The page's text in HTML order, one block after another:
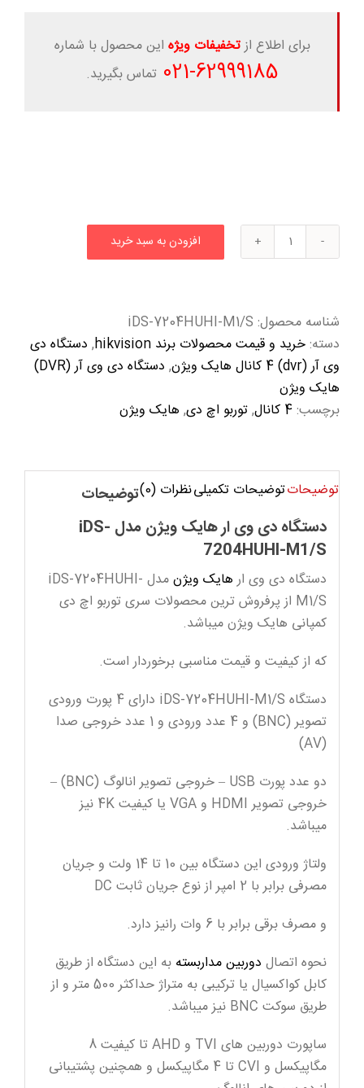
برای اطلاع ازتخفیفات ویژه این محصول با شماره
62999185
-021 تماس بگیرید.
دستگاه
آر
4
کانال
هایک
ویژن
7204HUHI-
M1/S
عدد
افزودن به سبد خرید
شناسه محصول: iDS-7204HUHI-M1/S
دسته:خرید و قیمت محصولات برند hikvision , دستگاه دی
وی آر (dvr) 4 کانال هایک ویژن
,
دستگاه دی وی آر (DVR)
هایک ویژن
برچسب:4 کانال ,توربو اچ دی, هایک ویژن
توضیحاتتوضیحات تکمیلینظرات (0) توضیحات
دستگاه دی وی ار هایک ویژن مدل iDS-
7204HUHI-M1/S
دستگاه دی وی ارهایک ویژن
مدل iDS-7204HUHI-
M1/S از پرفروش ترین محصولات سری توربو اچ دی
کمپانی هایک ویژن میباشد.
که از کیفیت و قیمت مناسبی برخوردار است.
دستگاه iDS-7204HUHI-M1/S دارای 4 پورت ورودی
تصویر (BNC) و 4 عدد ورودی و 1 عدد خروجی صدا
(AV)
دو عدد پورت USB – خروجی تصویر انالوگ (BNC) –
خروجی تصویر HDMI و VGA یا کیفیت 4K نیز
میباشد.
ولتاژ ورودی این دستگاه بین 10 تا 14 ولت و جریان
مصرفی برابر با 2 امپر از نوع جریان ثابت DC
و مصرف برقی برابر با 6 وات رانیز دارد.
نحوه اتصال دوربین مداربسته به این دستگاه از طریق
کابل کواکسیال یا ترکیبی به متراژ حداکثر 500 متر و از
طریق سوکت BNC نیز میباشد.
ساپورت دوربین های TVI و AHD تا کیفیت 8
مگاپیکسل و CVI تا 4 مگاپیکسل و همچنین پشتیبانی